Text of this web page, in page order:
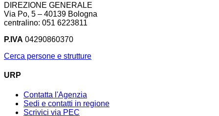
DIREZIONE GENERALE
Via Po, 5 – 40139 Bologna
centralino: 051 6223811
P.IVA 04290860370
Cerca persone e strutture
URP
Contatta l'Agenzia
Sedi e contatti in regione
Scrivici via PEC